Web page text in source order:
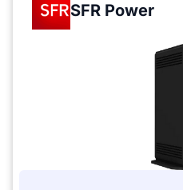
SFR Power